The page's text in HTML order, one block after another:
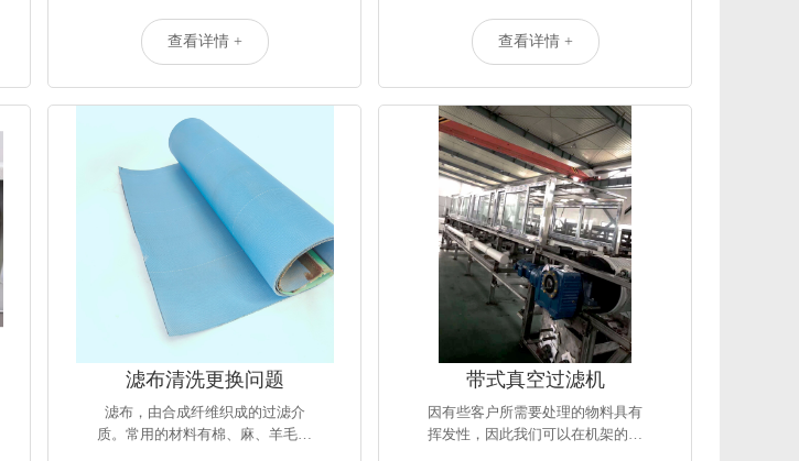
查看详情 + 查看详情 +
滤布清洗更换问题
滤布，由合成纤维织成的过滤介
质。常用的材料有棉、麻、羊毛、
带式真空过滤机
因有些客户所需要处理的物料具有
挥发性，因此我们可以在机架的…